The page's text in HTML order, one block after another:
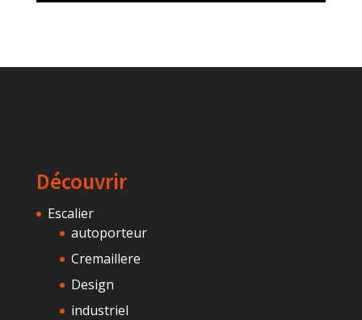
Découvrir
Escalier
autoporteur
Cremaillere
Design
industriel